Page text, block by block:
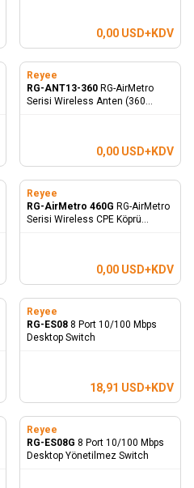
0,00 USD+KDV
Reyee
RG-ANT13-360 RG-AirMetro
Serisi Wireless Anten (360
0,00 USD+KDV
Reyee
RG-AirMetro 460G RG-AirMetro
Serisi Wireless CPE Köprü
0,00 USD+KDV
Reyee
RG-ES08 8 Port 10/100 Mbps
Desktop Switch
18,91 USD+KDV
Reyee
RG-ES08G 8 Port 10/100 Mbps
Desktop Yönetilmez Switch